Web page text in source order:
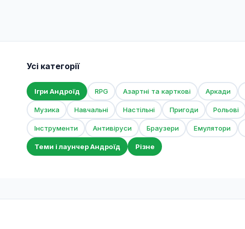
Усі категорії
Ігри Андроїд RPG Азартні та карткові Аркади
Музика Навчальні Настільні Пригоди Рольові
Інструменти Антивіруси Браузери Емулятори
Теми і лаунчер Андроїд Різне